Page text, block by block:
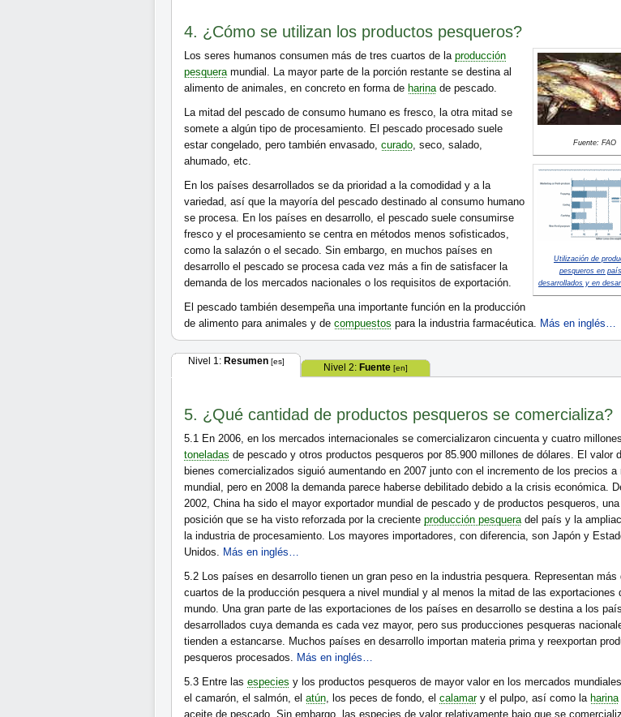
4. ¿Cómo se utilizan los productos pesqueros?
Fuente: FAO
Utilización de
pesqueros en
desarrollados y en
Los seres humanos consumen más de tres cuartos de la producción
pesqueramundial. La mayor parte de la porción restante se destina al
alimento de animales, en concreto en forma de harinade pescado.
La mitad del pescado de consumo humano es fresco, la otra mitad se
somete a algún tipo de procesamiento. El pescado procesado suele
estar congelado, pero también envasado, curado, seco, salado,
ahumado, etc.
En los países desarrollados se da prioridad a la comodidad y a la
variedad, así que la mayoría del pescado destinado al consumo humano
se procesa. En los países en desarrollo, el pescado suele consumirse
fresco y el procesamiento se centra en métodos menos sofisticados,
como la salazón o el secado. Sin embargo, en muchos países en
desarrollo el pescado se procesa cada vez más a fin de satisfacer la
demanda de los mercados nacionales o los requisitos de exportación.
El pescado también desempeña una importante función en la producción
de alimento para animales y de compuestos para la industria farmacéutica. Más en inglés…
Nivel 1: Resumen[es]
Nivel 2: Fuente [en]
5. ¿Qué cantidad de productos pesqueros se comercializa?
5.1 En 2006, en los mercados internacionales se comercializaron cincuenta y cuatro
toneladas de pescado y otros productos pesqueros por 85.900 millones de dólares. El valor
bienes comercializados siguió aumentando en 2007 junto con el incremento de los precios a
mundial, pero en 2008 la demanda parece haberse debilitado debido a la crisis económica.
2002, China ha sido el mayor exportador mundial de pescado y de productos pesqueros, una
posición que se ha visto reforzada por la creciente producción pesqueradel país y la
la industria de procesamiento. Los mayores importadores, con diferencia, son Japón y
Unidos. Más en inglés…
5.2 Los países en desarrollo tienen un gran peso en la industria pesquera. Representan más
cuartos de la producción pesquera a nivel mundial y al menos la mitad de las exportaciones
mundo. Una gran parte de las exportaciones de los países en desarrollo se destina a los
desarrollados cuya demanda es cada vez mayor, pero sus producciones pesqueras
tienden a estancarse. Muchos países en desarrollo importan materia prima y reexportan
pesqueros procesados. Más en inglés…
5.3 Entre las especies y los productos pesqueros de mayor valor en los mercados
el camarón, el salmón, el atún, los peces de fondo, el calamary el pulpo, así como la harina
aceite de pescado. Sin embargo, las especies de valor relativamente bajo que se